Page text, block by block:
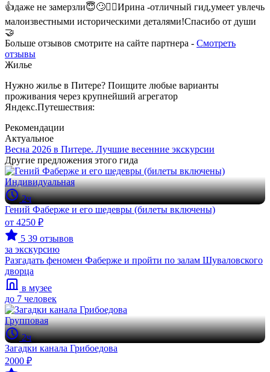
👍даже не замерзли😇🙄🤦‍♀️Ирина -отличный гид,умеет увлечь
малоизвестными историческими деталями!Спасибо от души
🤝
Больше отзывов смотрите на сайте партнера - Смотреть
отзывы
Жилье
Нужно жилье в Питере? Поищите любые варианты
проживания через крупнейший агрегатор
Яндекс.Путешествия:
Рекомендации
Актуальное
Весна 2026 в Питере. Лучшие весенние экскурсии
Другие предложения этого гида
Индивидуальная
2ч
Гений Фаберже и его шедевры (билеты включены)
от 4250 ₽
5 39 отзывов
за экскурсию
Разгадать феномен Фаберже и пройти по залам Шуваловского
дворца
в музее
до 7 человек
Групповая
2ч
Загадки канала Грибоедова
2000 ₽